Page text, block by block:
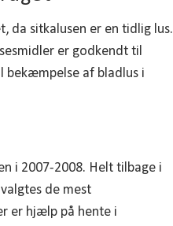
da sitkalusen er en tidlig lus.
er godkendt til
bekæmpelse af bladlus i
i 2007-2008. Helt tilbage i
de mest
er hjælp på hente i